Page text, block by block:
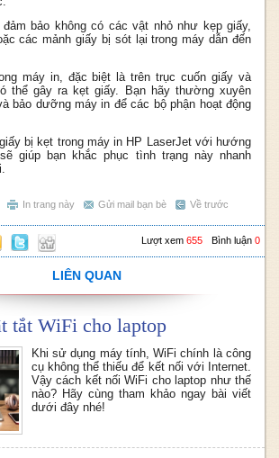
bảo không có các vật nhỏ như kẹp giấy,
các mảnh giấy bị sót lại trong máy dẫn đến
máy in, đặc biệt là trên trục cuốn giấy và
thể gây ra kẹt giấy. Bạn hãy thường xuyên
bảo dưỡng máy in để các bộ phận hoạt động
bị kẹt trong máy in HP LaserJet với hướng
giúp bạn khắc phục tình trạng này nhanh
Về trước
Gửi mail bạn bè
In trang này
Bình luận 0
Lượt xem 655
LIÊN QUAN
tắt WiFi cho laptop
Khi sử dụng máy tính, WiFi chính là công
cụ không thể thiếu để kết nối với Internet.
Vậy cách kết nối WiFi cho laptop như thế
nào? Hãy cùng tham khảo ngay bài viết
dưới đây nhé!